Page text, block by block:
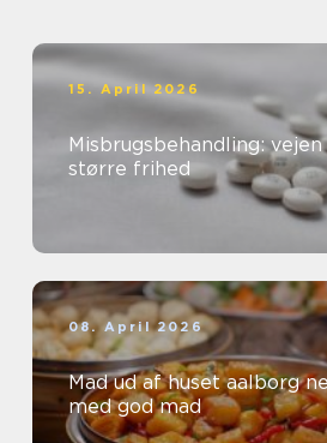
15. April 2026
Misbrugsbehandling:
større frihed
08. April 2026
Mad ud af huset aalborg nemmere fester
med god mad